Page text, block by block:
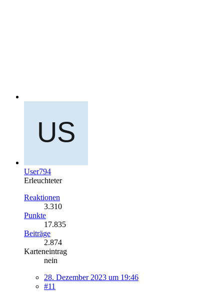
User794
Erleuchteter
Reaktionen
3.310
Punkte
17.835
Beiträge
2.874
Karteneintrag
nein
28. Dezember 2023 um 19:46
#11